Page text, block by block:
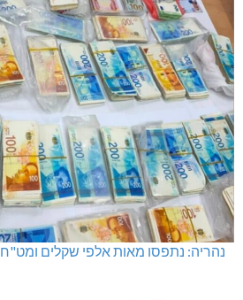
נהריה: נתפסו מאות אלפי שקלים ומט"ח